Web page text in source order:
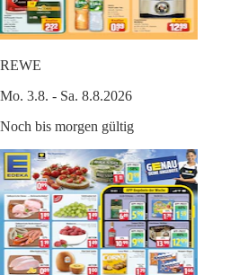
REWE
Mo. 3.8. - Sa. 8.8.2026
Noch bis morgen gültig